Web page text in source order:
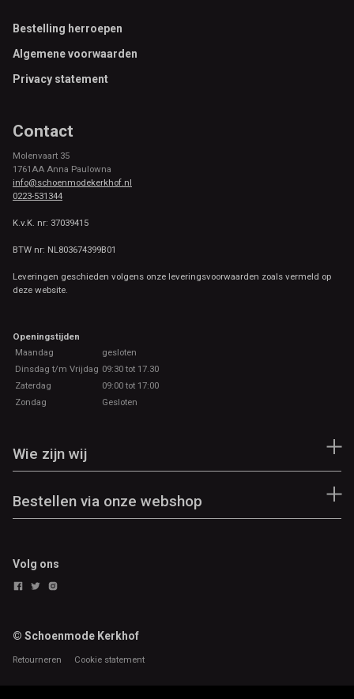
Footer
Bestelling herroepen
Algemene voorwaarden
Privacy statement
Contact
Molenvaart 35
1761AA Anna Paulowna
info@schoenmodekerkhof.nl
0223-531344
K.v.K. nr: 37039415
BTW nr: NL803674399B01
Leveringen geschieden volgens onze leveringsvoorwaarden zoals vermeld op
deze website.
Openingstijden
Maandag
gesloten
Dinsdag t/m Vrijdag 09:30 tot 17.30
Zaterdag
09:00 tot 17:00
Zondag
Gesloten
Wie zijn wij
Bestellen via onze webshop
Volg ons
© Schoenmode Kerkhof
Retourneren Cookie statement